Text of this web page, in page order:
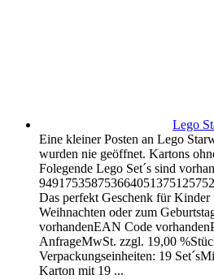
Lego
Eine kleiner Posten an Lego
wurden nie geöffnet. Kartons
Folegende Lego Set´s sind
Das perfekt Geschenk für Kinder
Weihnachten oder zum
vorhandenEAN Code
AnfrageMwSt. zzgl. 19,00
Verpackungseinheiten: 19
Karton mit 19 ...